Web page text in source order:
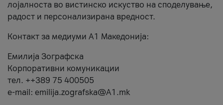
лојалноста во вистинско искуство на споделување,
радост и персонализирана вредност.
Контакт за медиуми А1 Македонија:
Емилија Зографска
Корпоративни комуникации
тел. ++389 75 400505
e-mail: emilija.zografska@A1.mk